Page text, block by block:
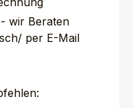
wir Beraten
per E-Mail